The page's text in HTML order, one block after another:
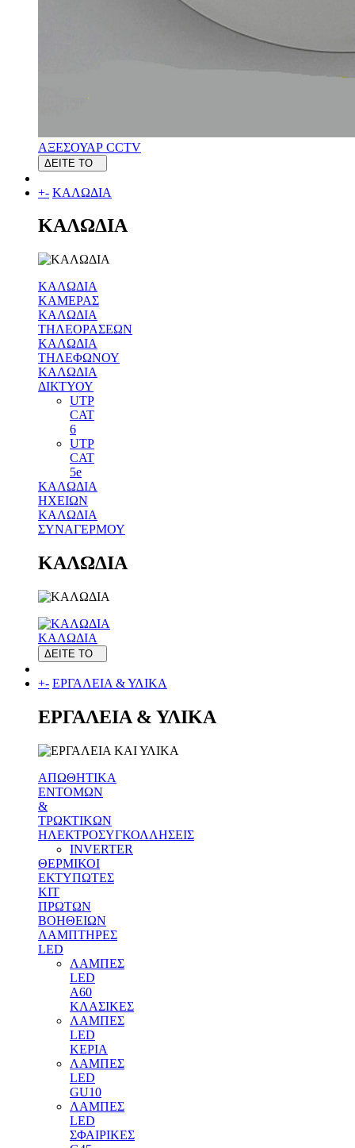
ΑΞΕΣΟΥΑΡ CCTV
ΔΕΙΤΕ ΤΟ
+- ΚΑΛΩΔΙΑ
ΚΑΛΩΔΙΑ
ΚΑΛΩΔΙΑ
ΚΑΜΕΡΑΣ
ΚΑΛΩΔΙΑ
ΤΗΛΕΟΡΑΣΕΩΝ
ΚΑΛΩΔΙΑ
ΤΗΛΕΦΩΝΟΥ
ΚΑΛΩΔΙΑ
ΔΙΚΤΥΟΥ
UTP
CAT
6
UTP
CAT
5e
ΚΑΛΩΔΙΑ
ΗΧΕΙΩΝ
ΚΑΛΩΔΙΑ
ΣΥΝΑΓΕΡΜΟΥ
ΚΑΛΩΔΙΑ
ΚΑΛΩΔΙΑ
ΔΕΙΤΕ ΤΟ
+- ΕΡΓΑΛΕΙΑ & ΥΛΙΚΑ
ΕΡΓΑΛΕΙΑ & ΥΛΙΚΑ
ΑΠΩΘΗΤΙΚΑ
ΕΝΤΟΜΩΝ
&
ΤΡΩΚΤΙΚΩΝ
ΗΛΕΚΤΡΟΣΥΓΚΟΛΛΗΣΕΙΣ
INVERTER
ΘΕΡΜΙΚΟΙ
ΕΚΤΥΠΩΤΕΣ
ΚΙΤ
ΠΡΩΤΩΝ
ΒΟΗΘΕΙΩΝ
ΛΑΜΠΤΗΡΕΣ
LED
ΛΑΜΠΕΣ
LED
Α60
ΚΛΑΣΙΚΕΣ
ΛΑΜΠΕΣ
LED
ΚΕΡΙΑ
ΛΑΜΠΕΣ
LED
GU10
ΛΑΜΠΕΣ
LED
ΣΦΑΙΡΙΚΕΣ